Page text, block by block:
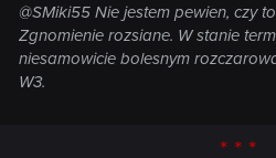
@SMiki55 Nie jestem pewien, czy
Zgnomienie rozsiane. W stanie
niesamowicie bolesnym
W3.
* * *